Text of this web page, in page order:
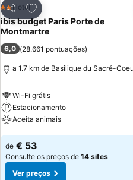
Partilhar
Adicionar aos favoritos
2 Estrelas
Hotel
ibis budget Paris Porte de
Montmartre
6,0 (28.661 pontuações)
a 1.7 km de Basilique du Sacré-
Wi-Fi grátis
Estacionamento
Aceita animais
Ver preços
de € 53
Consulte os preços de 14 sites
Ver preços